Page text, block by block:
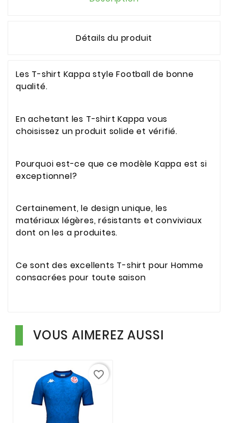
Détails du produit
Les T-shirt Kappa style Football de bonne
qualité.
En achetant les T-shirt Kappa vous
choisissez un produit solide et vérifié.
Pourquoi est-ce que ce modèle Kappa est si
exceptionnel?
Certainement, le design unique, les
matériaux légères, résistants et conviviaux
dont on les a produites.
Ce sont des excellents T-shirt pour Homme
consacrées pour toute saison
VOUS AIMEREZ AUSSI
favorite_border